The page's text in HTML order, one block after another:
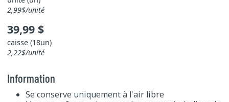
2,99$/unité
39,99 $
caisse (18un)
2,22$/unité
Information
Se conserve uniquement à l'air libre